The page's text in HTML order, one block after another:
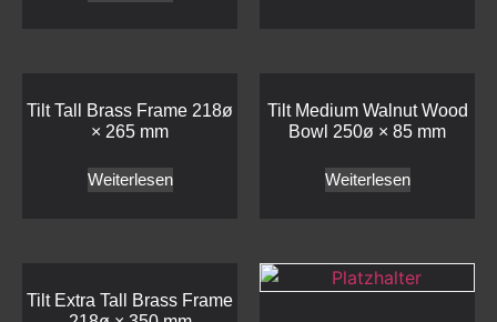
Tilt Tall Brass Frame 218ø
× 265 mm
Weiterlesen
Tilt Medium Walnut Wood
Bowl 250ø × 85 mm
Weiterlesen
Tilt Extra Tall Brass Frame